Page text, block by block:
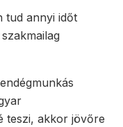
tud annyi időt
teszi, akkor jövőre